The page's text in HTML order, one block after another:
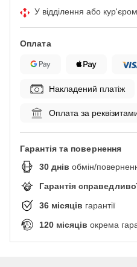
У відділення або
Оплата
Накладений платіж
Оплата за
Гарантія та повернення
30 днів обмін/
Гарантія
36 місяців гарантії
120 місяців окрема